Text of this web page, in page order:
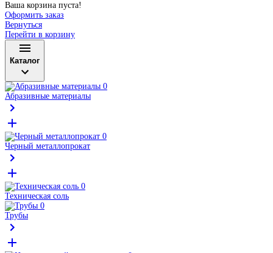
Ваша корзина пуста!
Оформить заказ
Вернуться
Перейти в корзину
Каталог
Абразивные материалы
Черный металлопрокат
Техническая соль
Трубы